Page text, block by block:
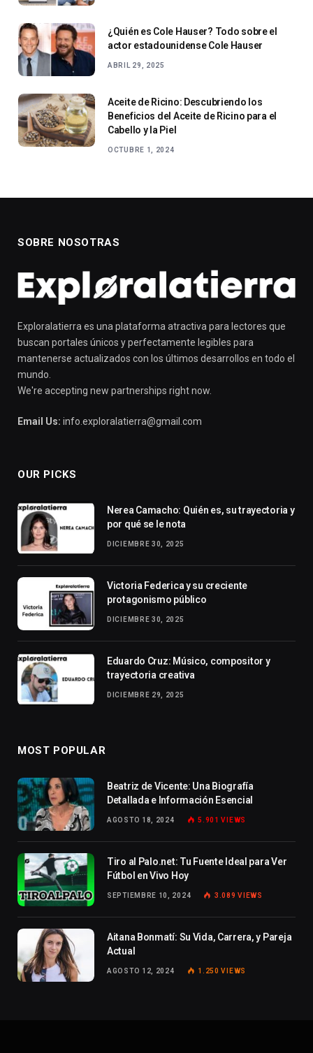
¿Quién es Cole Hauser? Todo sobre el
actor estadounidense Cole Hauser
ABRIL 29, 2025
Aceite de Ricino: Descubriendo los
Beneficios del Aceite de Ricino para el
Cabello y la Piel
OCTUBRE 1, 2024
SOBRE NOSOTRAS
Exploralatierra es una plataforma atractiva para lectores que
buscan portales únicos y perfectamente legibles para
mantenerse actualizados con los últimos desarrollos en todo el
mundo.
We're accepting new partnerships right now.
Email Us: info.exploralatierra@gmail.com
OUR PICKS
Nerea Camacho: Quién es, su trayectoria y
por qué se le nota
DICIEMBRE 30, 2025
Victoria Federica y su creciente
protagonismo público
DICIEMBRE 30, 2025
Eduardo Cruz: Músico, compositor y
trayectoria creativa
DICIEMBRE 29, 2025
MOST POPULAR
Beatriz de Vicente: Una Biografía
Detallada e Información Esencial
AGOSTO 18, 2024 5.901VIEWS
Tiro al Palo.net: Tu Fuente Ideal para Ver
Fútbol en Vivo Hoy
SEPTIEMBRE 10, 2024 3.089VIEWS
Aitana Bonmatí: Su Vida, Carrera, y Pareja
Actual
AGOSTO 12, 2024 1.250VIEWS